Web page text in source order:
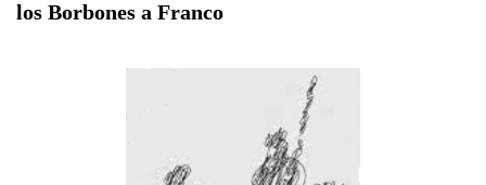
los Borbones a Franco